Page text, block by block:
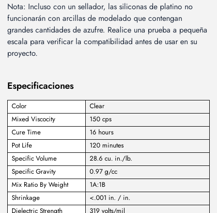
Nota: Incluso con un sellador, las siliconas de platino no
funcionarán con arcillas de modelado que contengan
grandes cantidades de azufre. Realice una prueba a pequeña
escala para verificar la compatibilidad antes de usar en su
proyecto.
Especificaciones
Color
Clear
Mixed Viscocity
150 cps
Cure Time
16 hours
Pot Life
120 minutes
Specific Volume
28.6 cu. in./lb.
Specific Gravity
0.97 g/cc
Mix Ratio By Weight
1A:1B
Shrinkage
<.001 in. / in.
Dielectric Strength
319 volts/mil